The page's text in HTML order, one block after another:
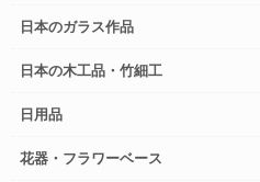
日本のガラス作品
日本の木工品・竹細工
日用品
花器・フラワーベース